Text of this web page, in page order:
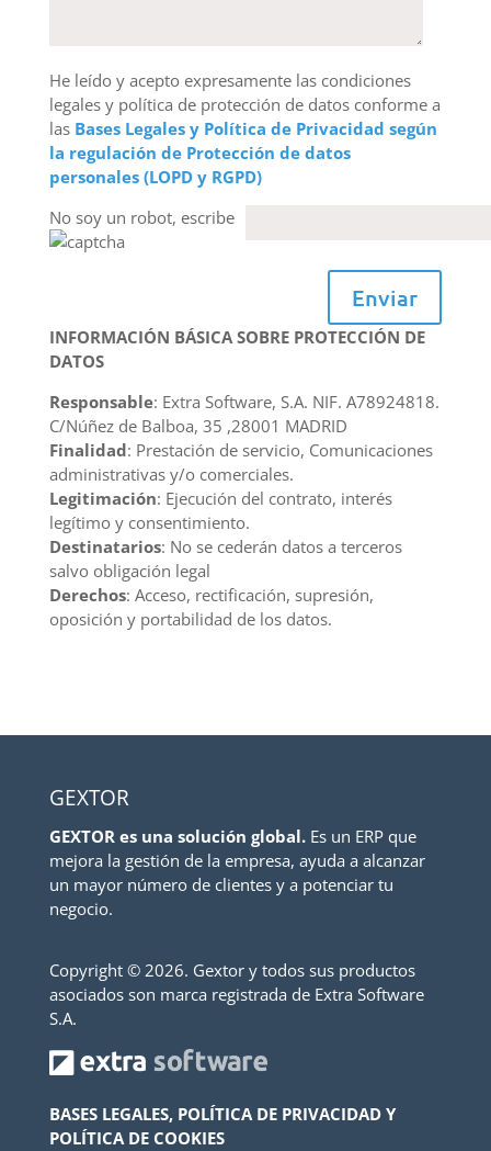
He leído y acepto expresamente las condiciones
legales y política de protección de datos conforme a
las Bases Legales y Política de Privacidad según
la regulación de Protección de datos
personales (LOPD y RGPD)
No soy un robot, escribe
Enviar
INFORMACIÓN BÁSICA SOBRE PROTECCIÓN DE
DATOS
Responsable: Extra Software, S.A. NIF. A78924818.
C/Núñez de Balboa, 35 ,28001 MADRID
Finalidad: Prestación de servicio, Comunicaciones
administrativas y/o comerciales.
Legitimación: Ejecución del contrato, interés
legítimo y consentimiento.
Destinatarios: No se cederán datos a terceros
salvo obligación legal
Derechos: Acceso, rectificación, supresión,
oposición y portabilidad de los datos.
GEXTOR
GEXTOR es una solución global.Es un ERP que
mejora la gestión de la empresa, ayuda a alcanzar
un mayor número de clientes y a potenciar tu
negocio.
Copyright © 2026. Gextor y todos sus productos
asociados son marca registrada de Extra Software
S.A.
BASES LEGALES, POLÍTICA DE PRIVACIDAD Y
POLÍTICA DE COOKIES